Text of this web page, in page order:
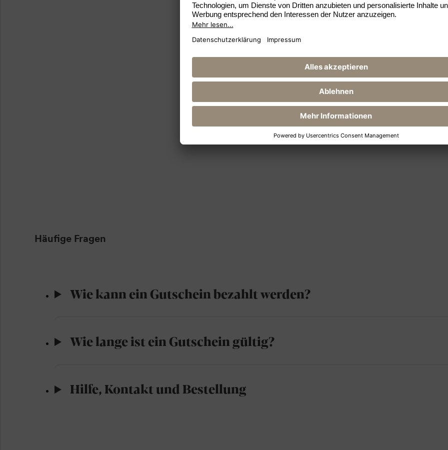
Gestalten:
Wünschen
:
unkompliziert
Wahl
Ausdrucken.
Ihnen 3,50 €
Häufige Fragen
Wie kann ein Gutschein bezahlt werden?
Wie lange ist ein Gutschein gültig?
Hilfe, Kontakt und Bestellung